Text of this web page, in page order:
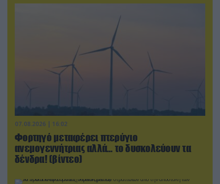
07.08.2026 | 16:02
Φορτηγό μεταφέρει πτερύγιο
ανεμογεννήτριας αλλά… το δυσκολεύουν τα
δένδρα! (βίντεο)